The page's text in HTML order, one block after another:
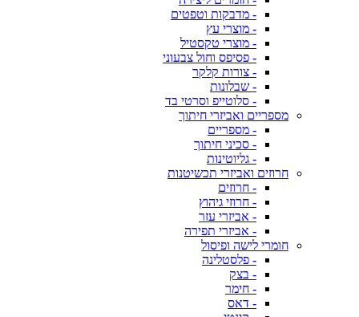
- מדבקות וטפטים
- מוצרי עץ
- מוצרי טקסטיל
- פסיפס וחול צבעוני
- צורות קלקר
- שבלונות
- סלוטייפ וסרטי בד
מספריים ואביזרי חיתוך
- מספריים
- סכיני חיתוך
- גליוטינות
חרוזים ואביזרי תכשיטנות
- חרוזים
- חרוזי גיהוץ
- אביזרי עזר
- אביזרי תפירה
חומרי לישה ופיסול
- פלסטלינה
- בצק
- חימר
- דאס